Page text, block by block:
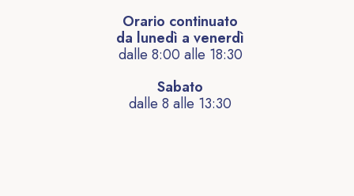
Orario continuato
da lunedì a venerdì
dalle 8:00 alle 18:30
Sabato
dalle 8 alle 13:30